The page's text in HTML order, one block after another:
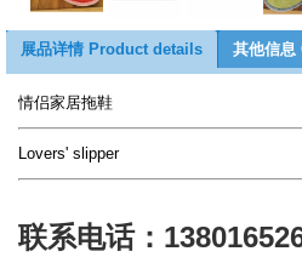
展品详情 Product details 其他信
情侣家居拖鞋
Lovers' slipper
联系电话：